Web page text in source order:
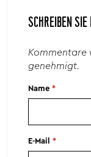
SCHREIBEN SIE
Kommentare
genehmigt.
Name*
E-Mail*